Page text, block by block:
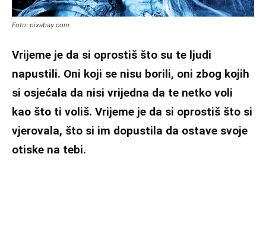
Foto: pixabay.com
Vrijeme je da si oprostiš što su te ljudi
napustili. Oni koji se nisu borili, oni zbog kojih
si osjećala da nisi vrijedna da te netko voli
kao što ti voliš. Vrijeme je da si oprostiš što si
vjerovala, što si im dopustila da ostave svoje
otiske na tebi.